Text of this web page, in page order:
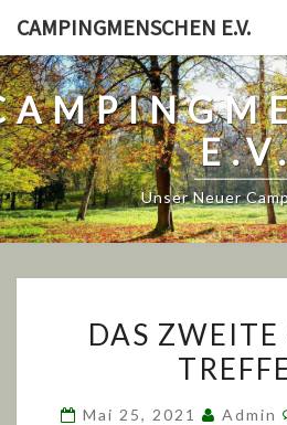
content
CAMPINGMENSCHEN E.V.
Unser Neuer
DAS
Mai 25, 2021 Admin